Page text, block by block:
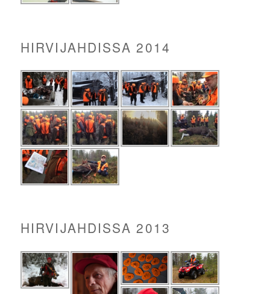
HIRVIJAHDISSA 2014
HIRVIJAHDISSA 2013